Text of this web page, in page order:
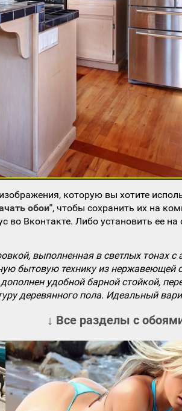
которую вы хотите
обои", чтобы сохранить их на
во Вконтакте. Либо установить ее
выполненная в светлых тонах
бытовую технику из
удобной барной стойкой,
деревянного пола. Идеальный
↓ Все разделы с